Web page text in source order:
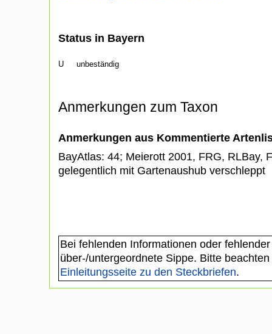
Status in Bayern
U unbeständig
Anmerkungen zum Taxon
Anmerkungen aus Kommentierte
BayAtlas: 44; Meierott 2001, FRG, RLBay,
gelegentlich mit Gartenaushub verschleppt
Bei fehlenden Informationen oder
über-/untergeordnete Sippe. Bitte
Einleitungsseite zu den Steckbriefen.